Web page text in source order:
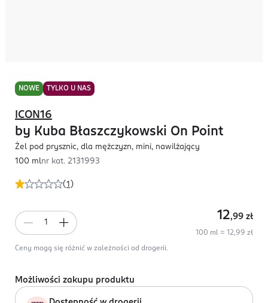
NOWE TYLKO U NAS
(1 )
ICON16
by Kuba Błaszczykowski On Point
Żel pod prysznic, dla mężczyzn, mini, nawilżający
100 mlnr kat. 2131993
12,99 zł
100 ml = 12,99 zł
Ceny mogą się różnić w zależności od drogerii.
Możliwości zakupu produktu